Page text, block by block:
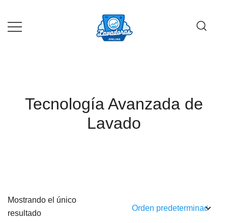
contenido
Tecnología Avanzada de
Lavado
Mostrando el único
resultado